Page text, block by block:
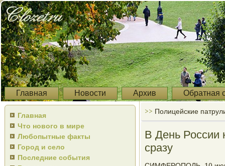
Главная Новости Архив Обратная
Главная
Что нового в мире
Любопытные факты
Город и село
Последние события
>> Полицейские
В День России
сразу